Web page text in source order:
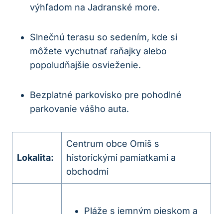
výhľadom na Jadranské more.
Slnečnú terasu so sedením, kde si
môžete vychutnať raňajky alebo
popoludňajšie osvieženie.
Bezplatné parkovisko pre pohodlné
parkovanie vášho auta.
Lokalita:
Centrum obce Omiš s
historickými pamiatkami a
obchodmi
Pláže s jemným pieskom a